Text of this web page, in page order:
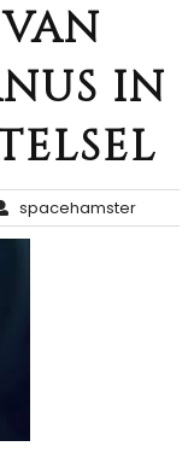
van
in
spacehamster